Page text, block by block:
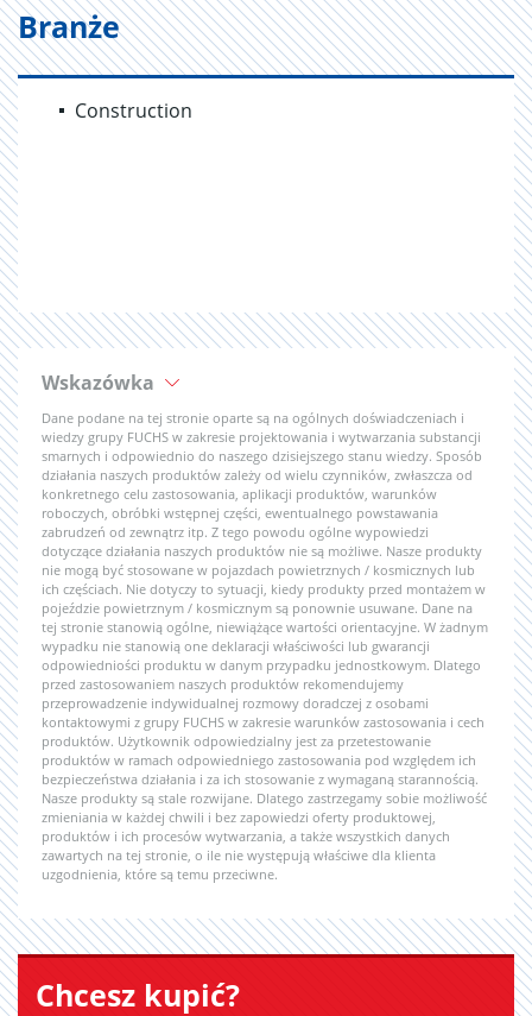
Branże
Construction
Wskazówka
Dane podane na tej stronie oparte są na ogólnych doświadczeniach i
wiedzy grupy FUCHS w zakresie projektowania i wytwarzania substancji
smarnych i odpowiednio do naszego dzisiejszego stanu wiedzy. Sposób
działania naszych produktów zależy od wielu czynników, zwłaszcza od
konkretnego celu zastosowania, aplikacji produktów, warunków
roboczych, obróbki wstępnej części, ewentualnego powstawania
zabrudzeń od zewnątrz itp. Z tego powodu ogólne wypowiedzi
dotyczące działania naszych produktów nie są możliwe. Nasze produkty
nie mogą być stosowane w pojazdach powietrznych / kosmicznych lub
ich częściach. Nie dotyczy to sytuacji, kiedy produkty przed montażem w
pojeździe powietrznym / kosmicznym są ponownie usuwane. Dane na
tej stronie stanowią ogólne, niewiążące wartości orientacyjne. W żadnym
wypadku nie stanowią one deklaracji właściwości lub gwarancji
odpowiedniości produktu w danym przypadku jednostkowym. Dlatego
przed zastosowaniem naszych produktów rekomendujemy
przeprowadzenie indywidualnej rozmowy doradczej z osobami
kontaktowymi z grupy FUCHS w zakresie warunków zastosowania i cech
produktów. Użytkownik odpowiedzialny jest za przetestowanie
produktów w ramach odpowiedniego zastosowania pod względem ich
bezpieczeństwa działania i za ich stosowanie z wymaganą starannością.
Nasze produkty są stale rozwijane. Dlatego zastrzegamy sobie możliwość
zmieniania w każdej chwili i bez zapowiedzi oferty produktowej,
produktów i ich procesów wytwarzania, a także wszystkich danych
zawartych na tej stronie, o ile nie występują właściwe dla klienta
uzgodnienia, które są temu przeciwne.
Chcesz kupić?